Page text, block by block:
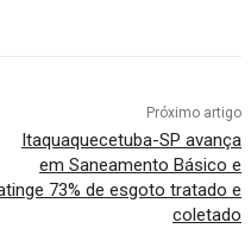
Próximo artigo
Itaquaquecetuba-SP avança
em Saneamento Básico e
73% de esgoto tratado e
coletado